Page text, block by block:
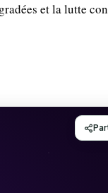
et la lutte